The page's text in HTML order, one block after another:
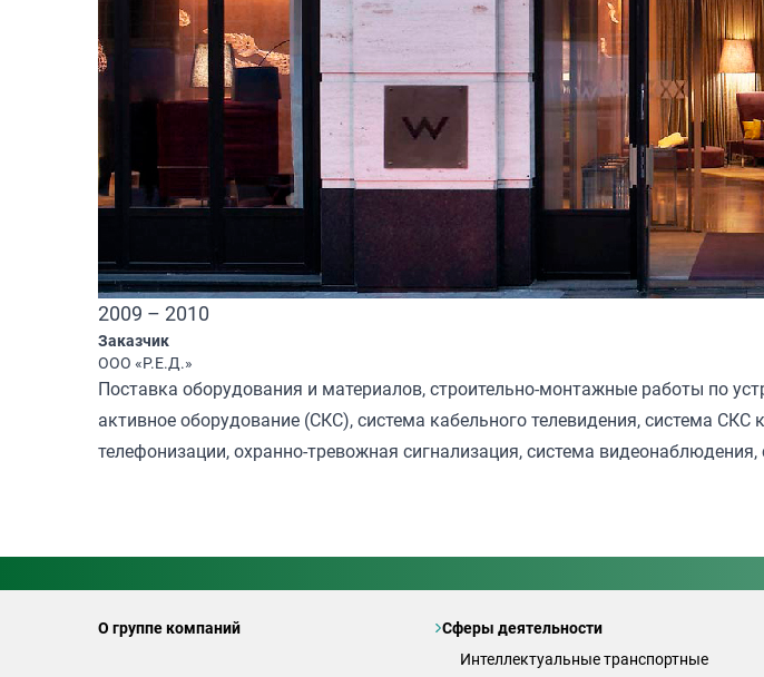
2009 – 2010
Заказчик
ООО «Р.Е.Д.»
Поставка оборудования и материалов, строительно-монтажные работы по
активное оборудование (СКС), система кабельного телевидения, система
телефонизации, охранно-тревожная сигнализация, система
О группе компаний
Сферы деятельности
Интеллектуальные транспортные